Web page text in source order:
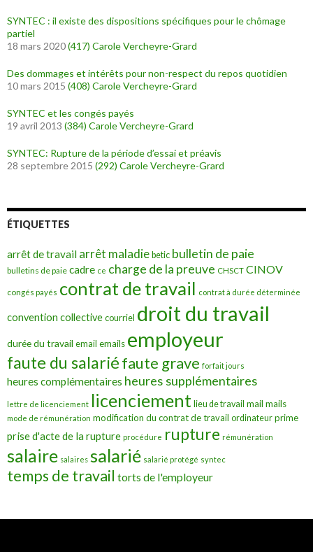
SYNTEC : il existe des dispositions spécifiques pour le chômage
partiel
18 mars 2020(417) Carole Vercheyre-Grard
Des dommages et intérêts pour non-respect du repos quotidien
10 mars 2015 (408) Carole Vercheyre-Grard
SYNTEC et les congés payés
19 avril 2013 (384) Carole Vercheyre-Grard
SYNTEC: Rupture de la période d’essai et préavis
28 septembre 2015 (292) Carole Vercheyre-Grard
ÉTIQUETTES
arrêt de travail arrêt maladie betic bulletin de paie
bulletins de paie cadre ce charge de la preuve CHSCT CINOV
congés payés contrat de travail contrat à durée déterminée
convention collective courriel droit du travail
durée du travail email emails employeur
faute du salariéfaute grave forfait jours
heures complémentaires heures supplémentaires
lettre de licenciement licenciement lieu de travail mail mails
mode de rémunération modification du contrat de travail ordinateur prime
prise d'acte de la rupture procédure rupture rémunération
salaire salaires salarié salarié protégé syntec
temps de travail torts de l'employeur